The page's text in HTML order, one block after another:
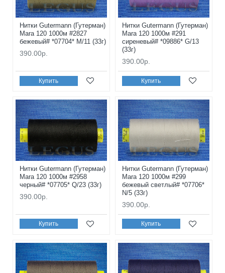
Нитки Gutermann (Гутерман)
Mara 120 1000м #2827
бежевый# *07704* M/11 (33г)
390.00р.
Купить
Нитки Gutermann (Гутерман)
Mara 120 1000м #291
сиреневый# *09886* G/13
(33г)
390.00р.
Купить
Нитки Gutermann (Гутерман)
Mara 120 1000м #2958
черный# *07705* Q/23 (33г)
390.00р.
Купить
Нитки Gutermann (Гутерман)
Mara 120 1000м #299
бежевый светлый# *07706*
N/5 (33г)
390.00р.
Купить